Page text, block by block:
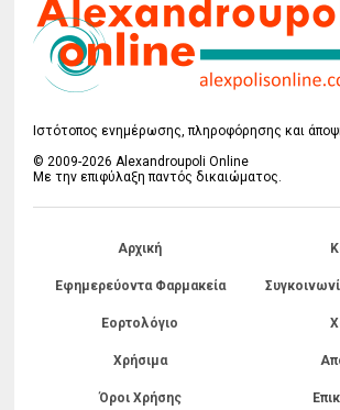
Ιστότοπος ενημέρωσης, πληροφόρησης και
© 2009-2026 Alexandroupoli Online
Με την επιφύλαξη παντός δικαιώματος.
Αρχική
Εφημερεύοντα Φαρμακεία
Εορτολόγιο
Χρήσιμα
Όροι Χρήσης